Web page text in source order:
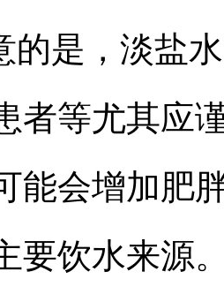
的是，淡盐
者等尤其应
能会增加肥
要饮水来源